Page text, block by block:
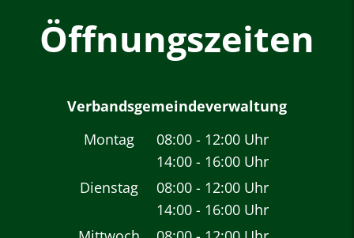
Öffnungszeiten
Verbandsgemeindeverwaltung
Montag
08:00 - 12:00 Uhr
Von 08:00 bis 12:00
14:00 - 16:00 Uhr
Von 14:00 bis 16:00
Dienstag 08:00 - 12:00 Uhr
Von 08:00 bis 12:00
14:00 - 16:00 Uhr
Von 14:00 bis 16:00